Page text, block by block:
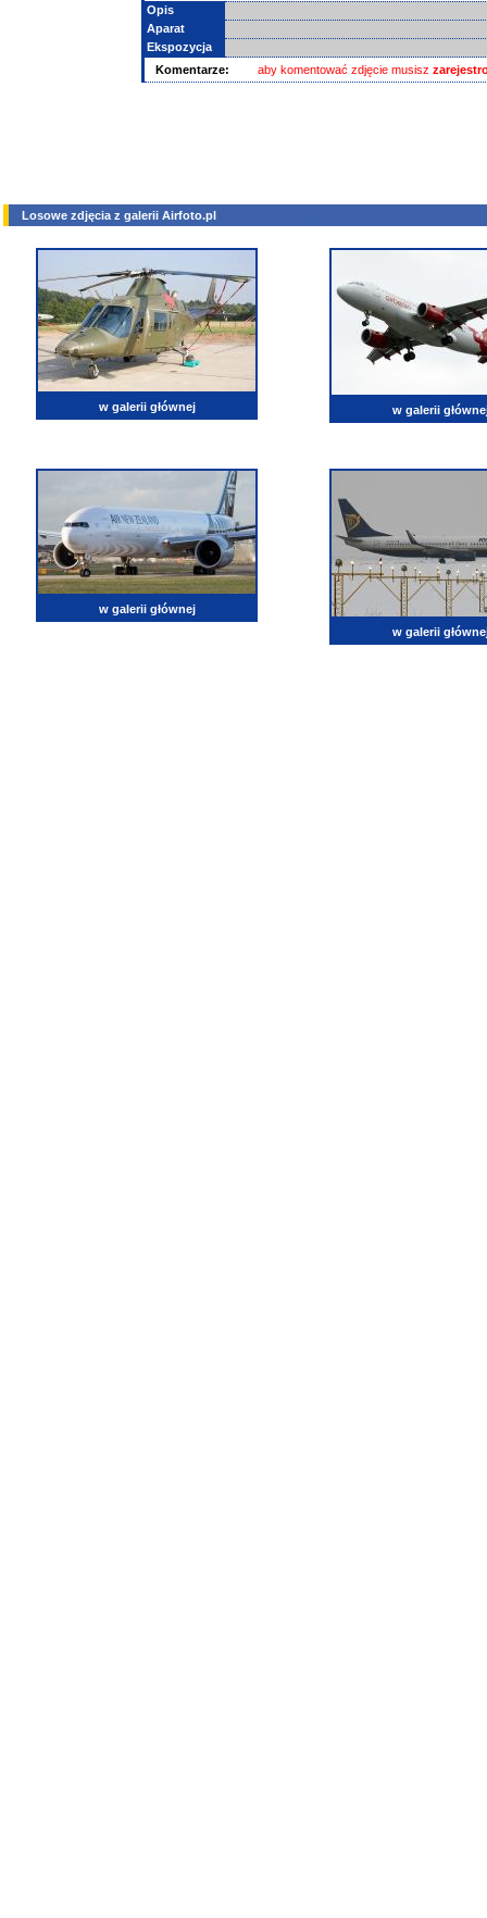
Opis
Aparat
Ekspozycja
Komentarze:
aby komentować zdjęcie musisz
Losowe zdjęcia z galerii Airfoto.pl
w galerii głównej w galerii
w galerii głównej
w galerii